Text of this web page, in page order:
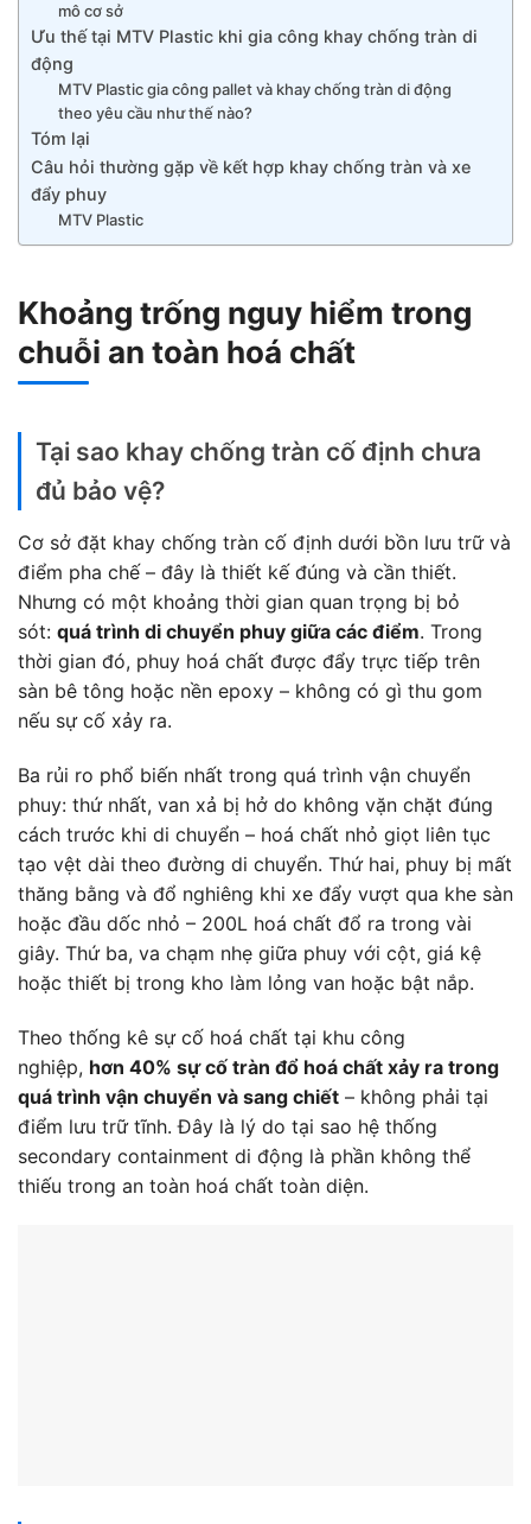
mô cơ sở
Ưu thế tại MTV Plastic khi gia công khay chống tràn di
động
MTV Plastic gia công pallet và khay chống tràn di động
theo yêu cầu như thế nào?
Tóm lại
Câu hỏi thường gặp về kết hợp khay chống tràn và xe
đẩy phuy
MTV Plastic
Khoảng trống nguy hiểm trong
chuỗi an toàn hoá chất
Tại sao khay chống tràn cố định chưa
đủ bảo vệ?
Cơ sở đặt khay chống tràn cố định dưới bồn lưu trữ và
điểm pha chế – đây là thiết kế đúng và cần thiết.
Nhưng có một khoảng thời gian quan trọng bị bỏ
sót: quá trình di chuyển phuy giữa các điểm. Trong
thời gian đó, phuy hoá chất được đẩy trực tiếp trên
sàn bê tông hoặc nền epoxy – không có gì thu gom
nếu sự cố xảy ra.
Ba rủi ro phổ biến nhất trong quá trình vận chuyển
phuy: thứ nhất, van xả bị hở do không vặn chặt đúng
cách trước khi di chuyển – hoá chất nhỏ giọt liên tục
tạo vệt dài theo đường di chuyển. Thứ hai, phuy bị mất
thăng bằng và đổ nghiêng khi xe đẩy vượt qua khe sàn
hoặc đầu dốc nhỏ – 200L hoá chất đổ ra trong vài
giây. Thứ ba, va chạm nhẹ giữa phuy với cột, giá kệ
hoặc thiết bị trong kho làm lỏng van hoặc bật nắp.
Theo thống kê sự cố hoá chất tại khu công
nghiệp, hơn 40% sự cố tràn đổ hoá chất xảy ra trong
quá trình vận chuyển và sang chiết – không phải tại
điểm lưu trữ tĩnh. Đây là lý do tại sao hệ thống
secondary containment di động là phần không thể
thiếu trong an toàn hoá chất toàn diện.